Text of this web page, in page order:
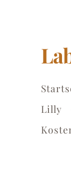
Lilly